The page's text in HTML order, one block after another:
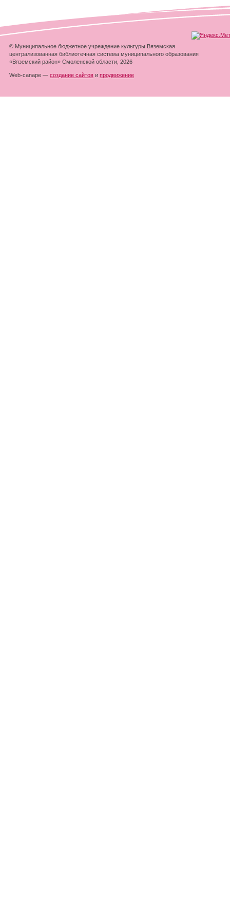
© Муниципальное бюджетное учреждение культуры Вяземская
централизованная библиотечная система муниципального образования
«Вяземский район» Смоленской области, 2026
Web-canape — создание сайтов и продвижение